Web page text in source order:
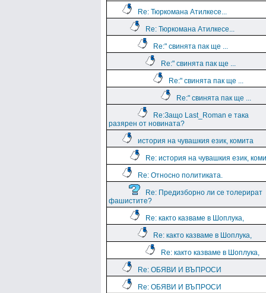
Re: Тюркомана Атилкесе...
Re: Тюркомана Атилкесе...
Re:" свинята пак ще ...
Re:" свинята пак ще ...
Re:" свинята пак ще ...
Re:" свинята пак ще ...
Re:Защо Last_Roman e така
разярен от новината?
история на чувашкия език, комита
Re: история на чувашкия език,
Re: Относно политиката.
Re: Предизборно ли се толерират
фашистите?
Re: както казваме в Шоплука,
Re: както казваме в Шоплука,
Re: както казваме в Шоплука,
Re: ОБЯВИ И ВЪПРОСИ
Re: ОБЯВИ И ВЪПРОСИ